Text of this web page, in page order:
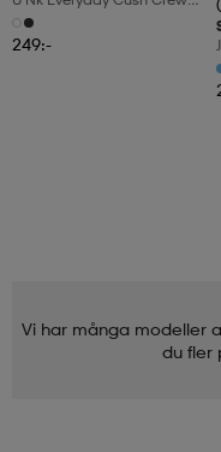
6pr-Bd
249:-
Vi har många modeller
du fler